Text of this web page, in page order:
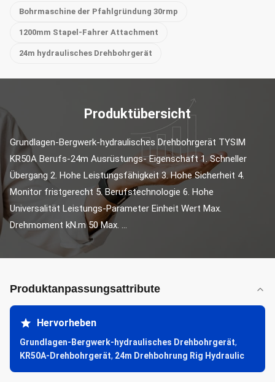
Bohrmaschine der Pfahlgründung 30rmp
1200mm Stapel-Fahrer Attachment
24m hydraulisches Drehbohrgerät
Produktübersicht
Grundlagen-Bergwerk-hydraulisches Drehbohrgerät TYSIM
KR50A Berufs-24m Ausrüstungs- Eigenschaft 1. Schneller
Übergang 2. Hohe Leistungsfähigkeit 3. Hohe Sicherheit 4.
Monitor fristgerecht 5. Berufstechnologie 6. Hohe
Universalität Leistungs-Parameter Einheit Wert Max.
Drehmoment kN.m 50 Max. ...
Produktanpassungsattribute
Hervorheben
Grundlagen-Bergwerk-hydraulisches Drehbohrgerät,
KR50A-Drehbohrgerät, 24m Drehbohrung Rig Hydraulic